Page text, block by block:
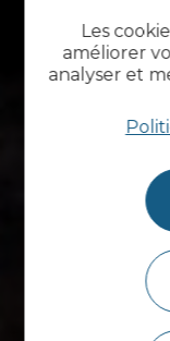
Les
améliorer
analyser et